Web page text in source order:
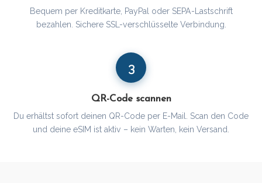
Bequem per Kreditkarte, PayPal oder SEPA-Lastschrift
bezahlen. Sichere SSL-verschlüsselte Verbindung.
3
QR-Code scannen
Du erhältst sofort deinen QR-Code per E-Mail. Scan den Code
und deine eSIM ist aktiv – kein Warten, kein Versand.